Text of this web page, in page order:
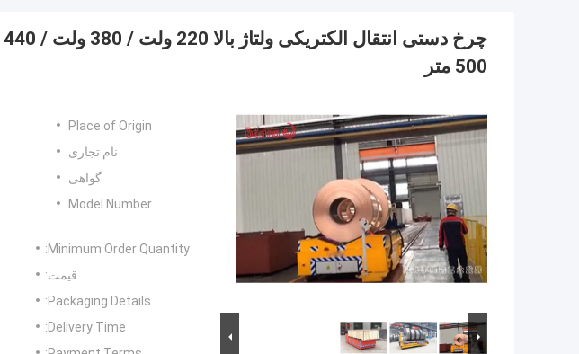
500 متر
Place of Origin:
نام تجاری:
گواهی:
Model Number:
Minimum Order Quantity:
قیمت:
Packaging Details:
Delivery Time: